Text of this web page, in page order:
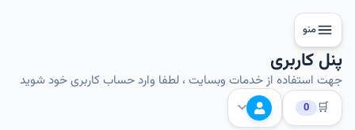
منو
پنل کاربری
جهت استفاده از خدمات وبسایت ، لطفا وارد حساب کاربری خود شوید
🛒
0